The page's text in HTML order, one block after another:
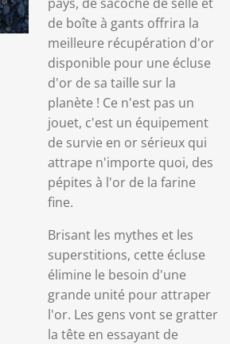
de boîte à gants offrira la
meilleure récupération d'or
disponible pour une écluse
d'or de sa taille sur la
planète ! Ce n'est pas un
jouet, c'est un équipement
de survie en or sérieux qui
attrape n'importe quoi, des
pépites à l'or de la farine
fine.
Brisant les mythes et les
superstitions, cette écluse
élimine le besoin d'une
grande unité pour attraper
l'or. Les gens vont se gratter
la tête en essayant de